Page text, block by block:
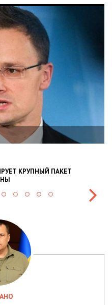
КРУПНЫЙ ПАКЕТ